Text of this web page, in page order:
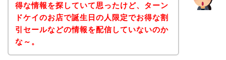
得な情報を探していて思ったけど、ターン
ドケイのお店で誕生日の人限定でお得な割
引セールなどの情報を配信していないのか
な～。